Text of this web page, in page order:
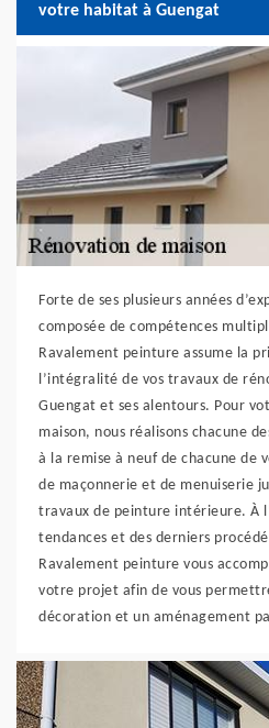
votre habitat à Guengat
Forte de ses plusieurs années
composée de compétences
Ravalement peinture assume la
l’intégralité de vos travaux de
Guengat et ses alentours. Pour
maison, nous réalisons chacune
à la remise à neuf de chacune de
de maçonnerie et de menuiserie
travaux de peinture intérieure. À
tendances et des derniers
Ravalement peinture vous
votre projet afin de vous
décoration et un aménagement